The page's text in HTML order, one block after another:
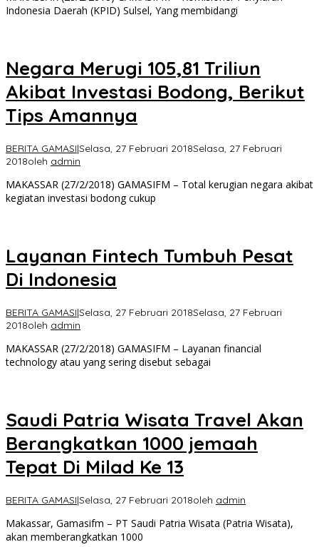
Indonesia Daerah (KPID) Sulsel, Yang membidangi
Negara Merugi 105,81 Triliun
Akibat Investasi Bodong, Berikut
Tips Amannya
BERITA GAMASI|Selasa, 27 Februari 2018Selasa, 27 Februari
2018oleh admin
MAKASSAR (27/2/2018) GAMASIFM – Total kerugian negara akibat
kegiatan investasi bodong cukup
Layanan Fintech Tumbuh Pesat
Di Indonesia
BERITA GAMASI|Selasa, 27 Februari 2018Selasa, 27 Februari
2018oleh admin
MAKASSAR (27/2/2018) GAMASIFM – Layanan financial
technology atau yang sering disebut sebagai
Saudi Patria Wisata Travel Akan
Berangkatkan 1000 jemaah
Tepat Di Milad Ke 13
BERITA GAMASI|Selasa, 27 Februari 2018oleh admin
Makassar, Gamasifm – PT Saudi Patria Wisata (Patria Wisata),
akan memberangkatkan 1000